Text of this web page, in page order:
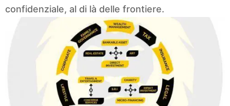
confidenziale, al di là delle frontiere.